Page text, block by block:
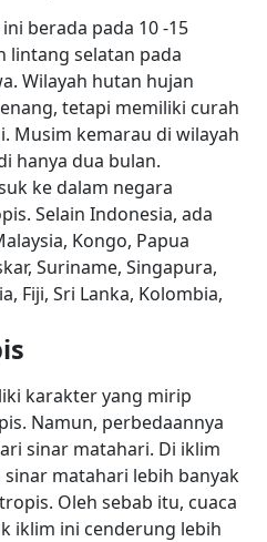
berada pada 10 -15
lintang selatan pada
Wilayah hutan hujan
tetapi memiliki curah
Musim kemarau di wilayah
hanya dua bulan.
ke dalam negara
Selain Indonesia, ada
Kongo, Papua
Suriname, Singapura,
Fiji, Sri Lanka, Kolombia,
karakter yang mirip
Namun, perbedaannya
sinar matahari. Di iklim
matahari lebih banyak
Oleh sebab itu, cuaca
iklim ini cenderung lebih